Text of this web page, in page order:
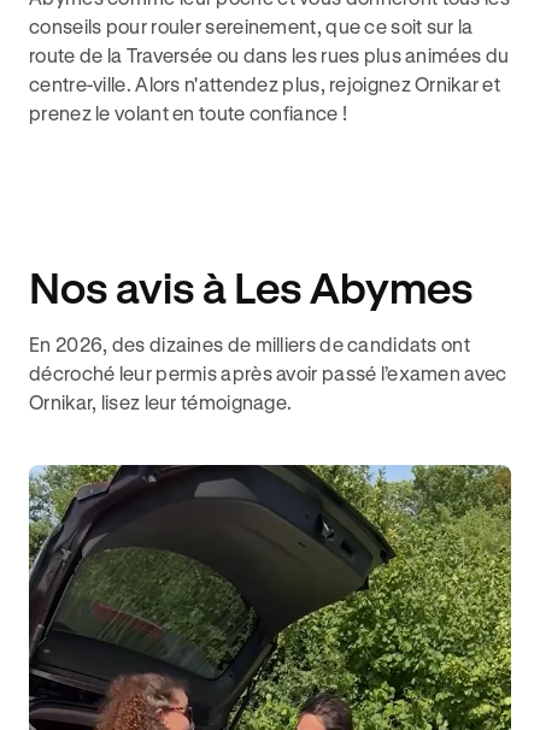
conseils pour rouler sereinement, que ce soit sur la
route de la Traversée ou dans les rues plus animées du
centre-ville. Alors n'attendez plus, rejoignez Ornikar et
prenez le volant en toute confiance !
Nos avis à Les Abymes
En 2026, des dizaines de milliers de candidats ont
décroché leur permis après avoir passé l’examen avec
Ornikar, lisez leur témoignage.